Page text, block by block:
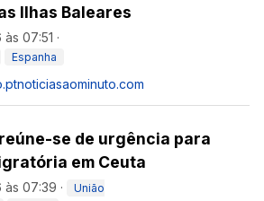
Ilhas Baleares
07:51 ·
Espanha
noticiasaominuto.com
se de urgência para
em Ceuta
07:39 ·
União